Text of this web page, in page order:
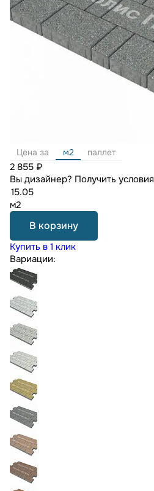
Цена за м2 паллет
2 855 ₽
Вы дизайнер? Получить условия
м2
В корзину
Купить в 1 клик
Вариации: